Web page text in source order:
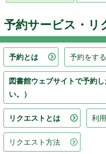
予約サービス・リ
予約とは 予約をす
図書館ウェブサイトで予約
い。）
リクエストとは 利
リクエスト方法